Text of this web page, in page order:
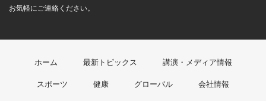
お気軽にご連絡ください。
ホーム 最新トピックス 講演・メディア情報
スポーツ 健康 グローバル 会社情報